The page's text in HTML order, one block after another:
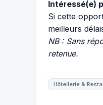
Intéressé(e)
Si cette
meilleurs
NB : Sans
retenue.
Hôtellerie &